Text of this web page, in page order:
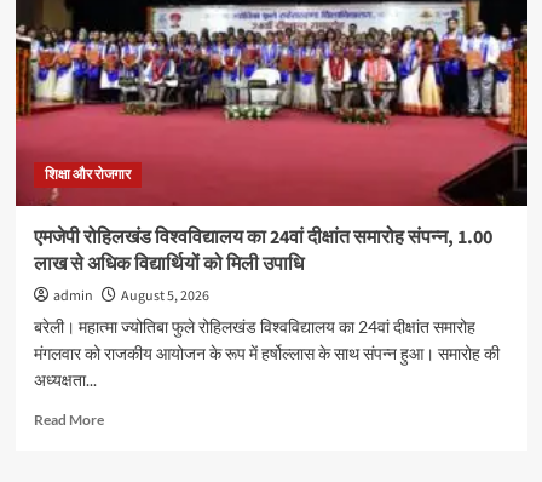
रामपुर
में
युवा
कांग्रेस
कई
दी
गिरफ्तारी
शिक्षा और रोजगार
एमजेपी रोहिलखंड विश्वविद्यालय का 24वां दीक्षांत समारोह संपन्न, 1.00
लाख से अधिक विद्यार्थियों को मिली उपाधि
admin
August 5, 2026
बरेली। महात्मा ज्योतिबा फुले रोहिलखंड विश्वविद्यालय का 24वां दीक्षांत समारोह
मंगलवार को राजकीय आयोजन के रूप में हर्षोल्लास के साथ संपन्न हुआ। समारोह की
अध्यक्षता...
Read MoreRead